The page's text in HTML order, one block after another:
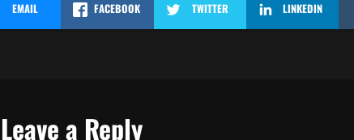
EMAIL FACEBOOK TWITTER LINKEDIN
Leave a Reply